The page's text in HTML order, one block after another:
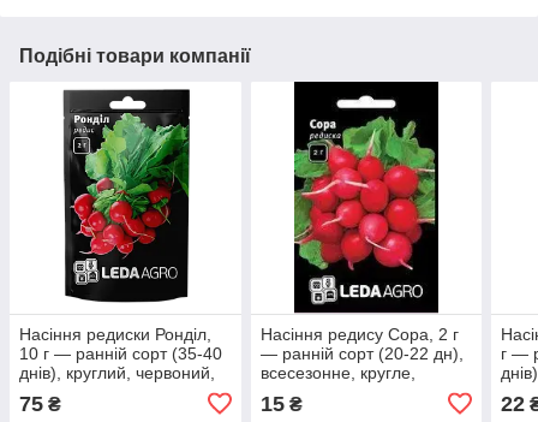
Подібні товари компанії
Насіння редиски Ронділ,
10 г — ранній сорт (35-40
днів), круглий, червоний,
75 ₴
Насіння редису Сора, 2 г
— ранній сорт (20-22 дн),
всесезонне, кругле,
LEDAAGRO
15₴
г —
22